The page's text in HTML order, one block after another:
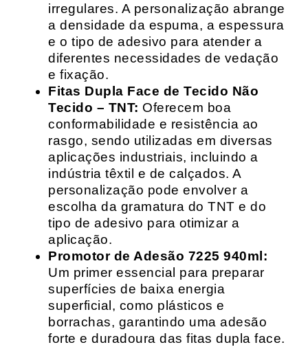
irregulares. A personalização abrange
a densidade da espuma, a espessura
e o tipo de adesivo para atender a
diferentes necessidades de vedação
e fixação.
Fitas Dupla Face de Tecido Não
Tecido – TNT: Oferecem boa
conformabilidade e resistência ao
rasgo, sendo utilizadas em diversas
aplicações industriais, incluindo a
indústria têxtil e de calçados. A
personalização pode envolver a
escolha da gramatura do TNT e do
tipo de adesivo para otimizar a
aplicação.
Promotor de Adesão 7225 940ml:
Um primer essencial para preparar
superfícies de baixa energia
superficial, como plásticos e
borrachas, garantindo uma adesão
forte e duradoura das fitas dupla face.